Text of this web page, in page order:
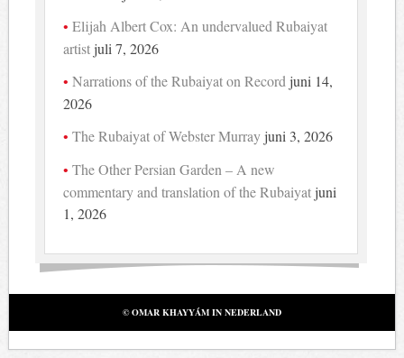
Elijah Albert Cox: An undervalued Rubaiyat
artist juli 7, 2026
Narrations of the Rubaiyat on Record juni 14,
2026
The Rubaiyat of Webster Murray juni 3, 2026
The Other Persian Garden – A new
commentary and translation of the Rubaiyat juni
1, 2026
© OMAR KHAYYÁM IN NEDERLAND